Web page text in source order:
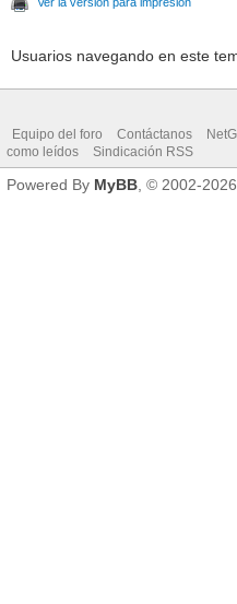
Usuarios navegando en este
Equipo del foro Contáctanos
como leídos
Sindicación RSS
Powered By MyBB, © 2002-2026